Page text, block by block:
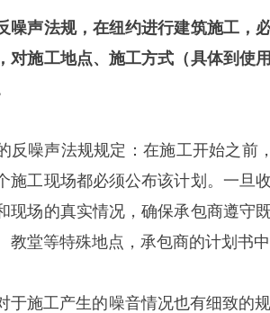
噪声法规，在纽约进行建筑施工，
对施工地点、施工方式（具体到使
反噪声法规规定：在施工开始之前
施工现场都必须公布该计划。一旦
现场的真实情况，确保承包商遵守
教堂等特殊地点，承包商的计划书
于施工产生的噪音情况也有细致的